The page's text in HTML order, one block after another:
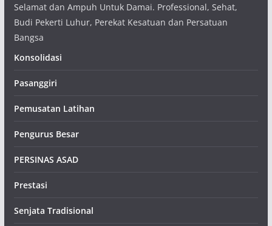
Selamat dan Ampuh Untuk Damai. Professional, Sehat,
Budi Pekerti Luhur, Perekat Kesatuan dan Persatuan
Bangsa
Konsolidasi
Pasanggiri
Pemusatan Latihan
Pengurus Besar
PERSINAS ASAD
Prestasi
Senjata Tradisional